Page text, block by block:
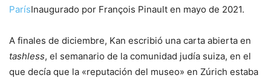
ParísInaugurado por François Pinault en mayo de 2021.
A finales de diciembre, Kan escribió una carta abierta en
tashless, el semanario de la comunidad judía suiza, en el
que decía que la «reputación del museo» en Zúrich estaba